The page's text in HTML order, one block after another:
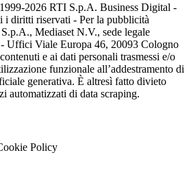
2026 RTI S.p.A. Business Digital -
i diritti riservati - Per la pubblicità
Mediaset N.V., sede legale
- Uffici Viale Europa 46, 20093 Cologno
e ai dati personali trasmessi e/o
funzionale all’addestramento di
generativa. È altresì fatto divieto
automatizzati di data scraping.
Policy